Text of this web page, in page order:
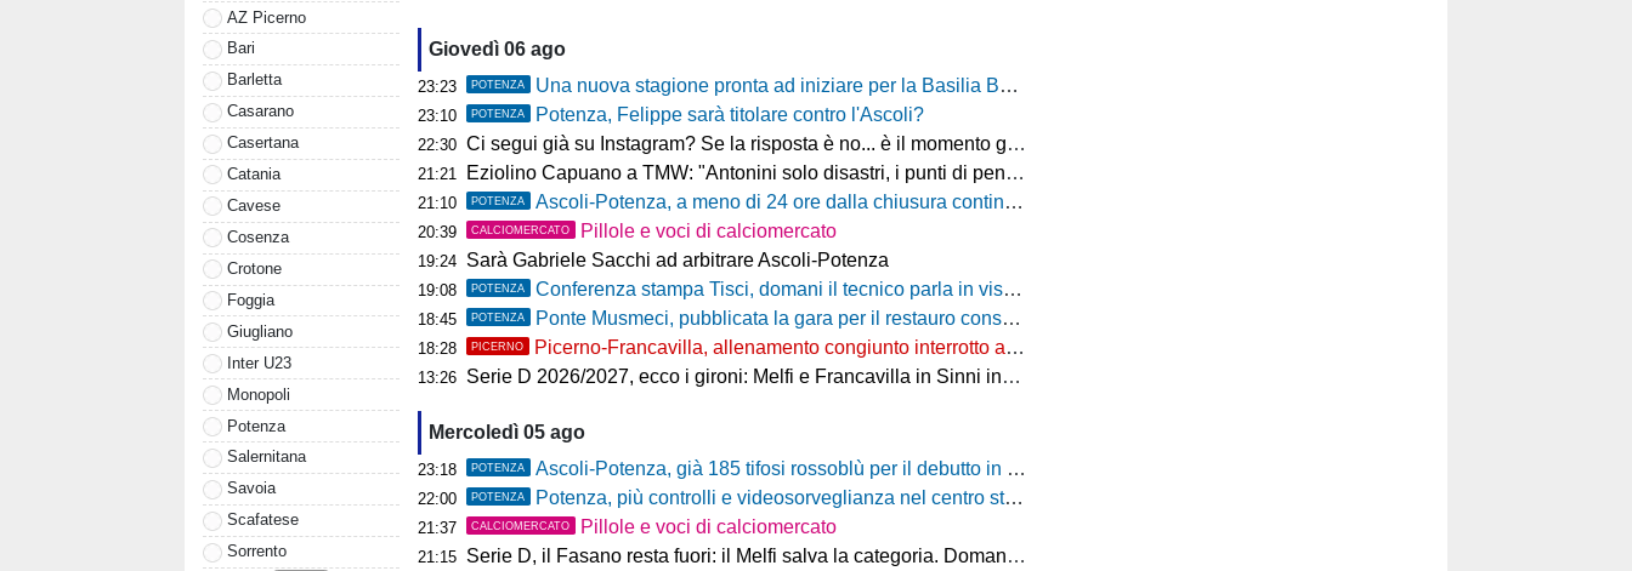
AZ Picerno
Bari
Barletta
Casarano
Casertana
Catania
Cavese
Cosenza
Crotone
Foggia
Giugliano
Inter U23
Monopoli
Potenza
Salernitana
Savoia
Scafatese
Sorrento
Giovedì 06 ago
23:23 POTENZA Una nuova stagione pronta ad iniziare per la Basilia Basket Potenza
23:10 POTENZA Potenza, Felippe sarà titolare contro l'Ascoli?
22:30 Ci segui già su Instagram? Se la risposta è no... è il momento giusto per rimediare!
21:21 Eziolino Capuano a TMW: "Antonini solo disastri, i punti di penalizzazione che ha preso un record mondiale"
21:10 POTENZA Ascoli-Potenza, a meno di 24 ore dalla chiusura continua a salire il numero di biglietti venduti nel settore ospiti
20:39 CALCIOMERCATO Pillole e voci di calciomercato
19:24 Sarà Gabriele Sacchi ad arbitrare Ascoli-Potenza
19:08 POTENZA Conferenza stampa Tisci, domani il tecnico parla in vista di Ascoli-Potenza
18:45 POTENZA Ponte Musmeci, pubblicata la gara per il restauro conservativo
18:28 PICERNO Picerno-Francavilla, allenamento congiunto interrotto al termine del primo tempo
13:26 Serie D 2026/2027, ecco i gironi: Melfi e Francavilla in Sinni insieme nel Girone H
Mercoledì 05 ago
23:18 POTENZA Ascoli-Potenza, già 185 tifosi rossoblù per il debutto in Coppa Italia Frecciarossa
22:00 POTENZA Potenza, più controlli e videosorveglianza nel centro storico: il Comitato per la sicurezza rafforza le misure
21:37 CALCIOMERCATO Pillole e voci di calciomercato
21:15 Serie D, il Fasano resta fuori: il Melfi salva la categoria. Domani l'attesa per i gironi